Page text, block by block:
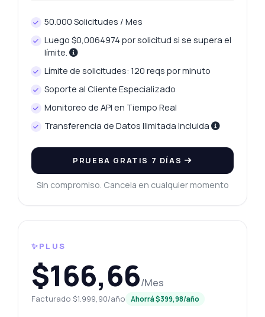
50.000 Solicitudes / Mes
Luego $0,0064974 por solicitud si se supera el
límite.
Límite de solicitudes: 120 reqs por minuto
Soporte al Cliente Especializado
Monitoreo de API en Tiempo Real
Transferencia de Datos Ilimitada Incluida
PRUEBA GRATIS 7 DÍAS
Sin compromiso. Cancela en cualquier momento
✨PLUS
$166,66/Mes
Facturado $1.999,90/año Ahorrá $399,98/año